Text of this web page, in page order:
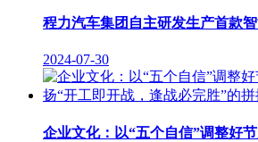
2024-07-30